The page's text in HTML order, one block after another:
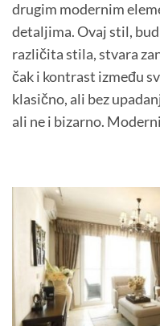
drugim modernim
detaljima. Ovaj stil,
različita stila, stvara
čak i kontrast između
klasično, ali bez
ali ne i bizarno.